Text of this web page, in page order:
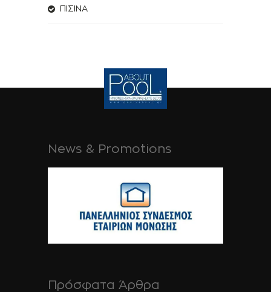
ΠΙΣΙΝΑ
News & Promotions
Πρόσφατα Άρθρα